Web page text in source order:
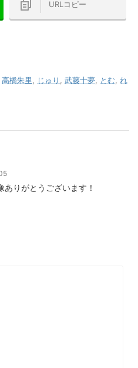
URLコピー
高橋朱里 じゅり 武藤十夢 とむ
れ
ありがとうございます！